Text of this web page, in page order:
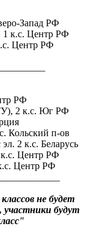
Запад РФ
к.с. Центр РФ
Центр РФ
РФ
2 к.с. Юг РФ
Кольский п-ов
2 к.с. Беларусь
Центр РФ
Центр РФ
не будет
участники будут